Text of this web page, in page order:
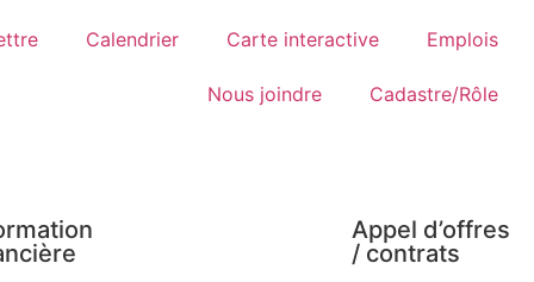
Calendrier Carte interactive Emplois
Nous joindre Cadastre/Rôle
Appel d’offres
/ contrats​